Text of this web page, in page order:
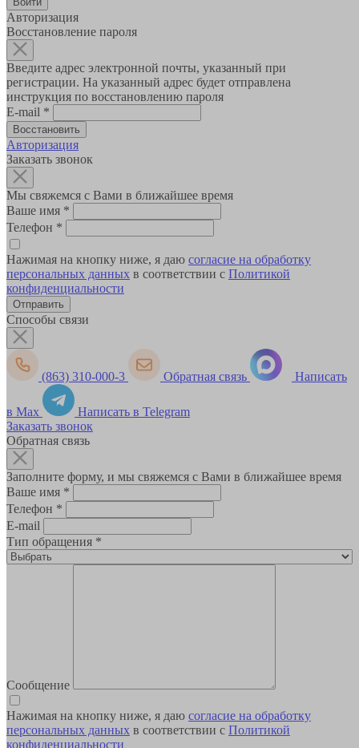
Авторизация
Восстановление пароля
Введите адрес электронной почты, указанный при
регистрации. На указанный адрес будет отправлена
инструкция по восстановлению пароля
E-mail *
Авторизация
Заказать звонок
Мы свяжемся с Вами в ближайшее время
Ваше имя *
Телефон *
Нажимая на кнопку ниже, я даю согласие на обработку
персональных данных в соответствии с Политикой
конфиденциальности
Способы связи
(863) 310-000-3 Обратная связь Написать
в Max
Написать в Telegram
Заказать звонок
Обратная связь
Заполните форму, и мы свяжемся с Вами в ближайшее время
Ваше имя *
Телефон *
E-mail
Тип обращения *
Сообщение
Нажимая на кнопку ниже, я даю согласие на обработку
персональных данных в соответствии с Политикой
конфиденциальности